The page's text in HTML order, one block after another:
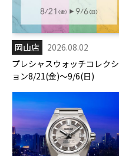
岡山店
2026.08.02
プレシャスウォッチコレクシ
ョン8/21(金)～9/6(日)